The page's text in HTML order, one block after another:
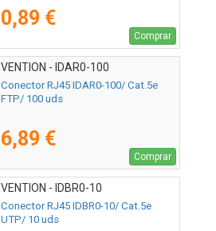
0,89 €
Comprar
VENTION - IDAR0-100
Conector RJ45 IDAR0-100/ Cat.5e
FTP/ 100 uds
6,89 €
Comprar
VENTION - IDBR0-10
Conector RJ45 IDBR0-10/ Cat.5e
UTP/ 10 uds